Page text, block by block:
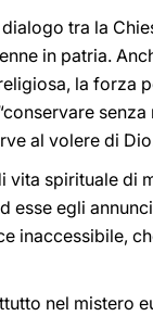
tra la
in patria.
la forza
al volere di
spirituale di
esse egli
inaccessibile,
nel mistero